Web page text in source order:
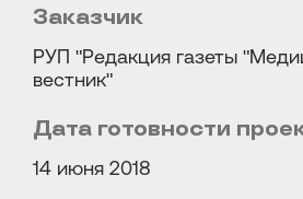
Расскажите о
Заказчик
РУП "Редакция газеты
вестник"
Дата готовности
14 июня 2018